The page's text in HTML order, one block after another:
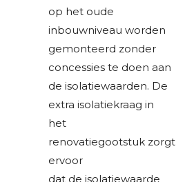
op het oude
inbouwniveau worden
gemonteerd zonder
concessies te doen aan
de isolatiewaarden. De
extra isolatiekraag in
het
renovatiegootstuk zorgt
ervoor
dat de isolatiewaarde